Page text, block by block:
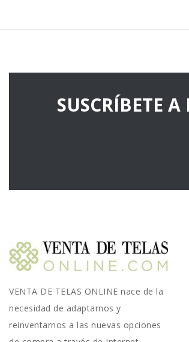
SUSCRÍBETE
VENTA DE TELAS ONLINE nace de la
necesidad de adaptarnos y
reinventarnos a las nuevas opciones